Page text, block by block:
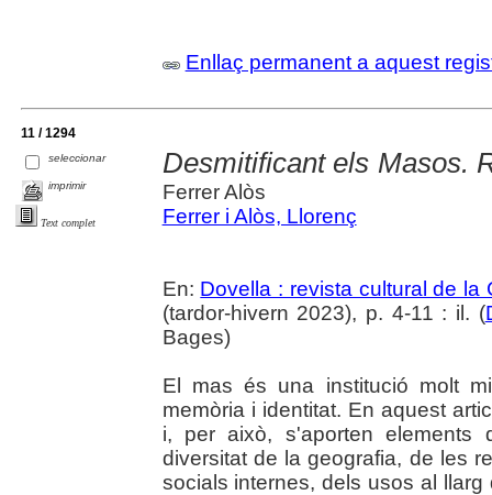
Enllaç permanent a aquest
11 / 1294
seleccionar
imprimir
Text complet
Desmitificant els Masos.
Ferrer Alòs
Ferrer i Alòs, Llorenç
En: Dovella : revista cultural de la
(tardor-hivern 2023), p. 4-11 : il. (
Bages)
El mas és una institució molt
memòria i identitat. En aquest
i, per això, s'aporten elements
diversitat de la geografia, de les
socials internes, dels usos al